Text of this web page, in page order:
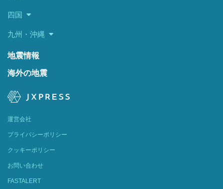
四国
九州・沖縄
地震情報
海外の地震
運営会社
プライバシーポリシー
クッキーポリシー
お問い合わせ
FASTALERT